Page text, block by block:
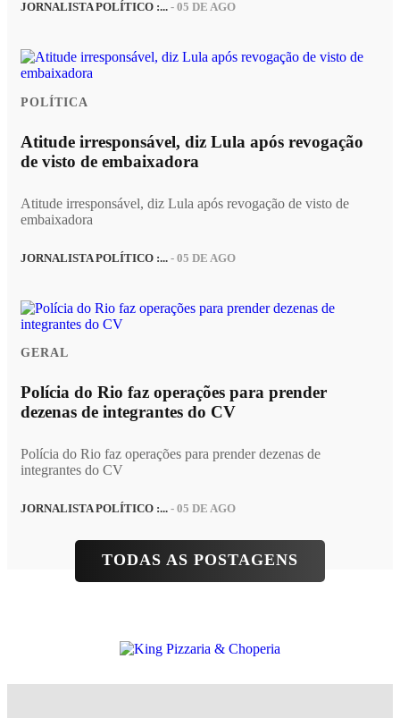
JORNALISTA POLÍTICO :... - 05 DE AGO
POLÍTICA
Atitude irresponsável, diz Lula após revogação
de visto de embaixadora
Atitude irresponsável, diz Lula após revogação de visto de
embaixadora
JORNALISTA POLÍTICO :... - 05 DE AGO
GERAL
Polícia do Rio faz operações para prender
dezenas de integrantes do CV
Polícia do Rio faz operações para prender dezenas de
integrantes do CV
JORNALISTA POLÍTICO :... - 05 DE AGO
TODAS AS POSTAGENS